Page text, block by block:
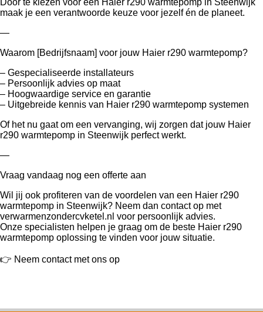
maak je een verantwoorde keuze voor jezelf én de planeet.
—
Waarom [Bedrijfsnaam] voor jouw Haier r290 warmtepomp?
– Gespecialiseerde installateurs
– Persoonlijk advies op maat
– Hoogwaardige service en garantie
– Uitgebreide kennis van Haier r290 warmtepomp systemen
Of het nu gaat om een vervanging, wij zorgen dat jouw Haier
r290 warmtepomp in Steenwijk perfect werkt.
—
Vraag vandaag nog een offerte aan
Wil jij ook profiteren van de voordelen van een Haier r290
warmtepomp in Steenwijk? Neem dan contact op met
verwarmenzondercvketel.nl voor persoonlijk advies.
Onze specialisten helpen je graag om de beste Haier r290
warmtepomp oplossing te vinden voor jouw situatie.
👉 Neem contact met ons op